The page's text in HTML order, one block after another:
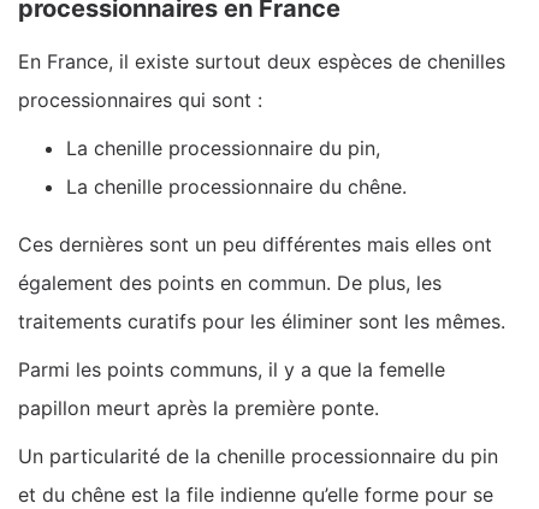
processionnaires en France
En France, il existe surtout deux espèces de chenilles
processionnaires qui sont :
La chenille processionnaire du pin,
La chenille processionnaire du chêne.
Ces dernières sont un peu différentes mais elles ont
également des points en commun. De plus, les
traitements curatifs pour les éliminer sont les mêmes.
Parmi les points communs, il y a que la femelle
papillon meurt après la première ponte.
Un particularité de la chenille processionnaire du pin
et du chêne est la file indienne qu’elle forme pour se